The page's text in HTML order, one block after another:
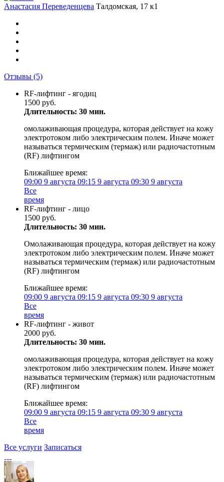
Анастасия Переведенцева Талдомская, 17 к1
Отзывы (5)
RF-лифтинг - ягодиц
1500 руб.
Длительность: 30 мин.
омолаживающая процедура, которая действует на кожу
электротоком либо электрическим полем. Иначе может
называться термическим (термаж) или радиочастотным
(RF) лифтингом
Ближайшее время:
09:00 9 августа 09:15 9 августа 09:30 9 августа
Все
время
RF-лифтинг - лицо
1500 руб.
Длительность: 30 мин.
Омолаживающая процедура, которая действует на кожу
электротоком либо электрическим полем. Иначе может
называться термическим (термаж) или радиочастотным
(RF) лифтингом
Ближайшее время:
09:00 9 августа 09:15 9 августа 09:30 9 августа
Все
время
RF-лифтинг - живот
2000 руб.
Длительность: 30 мин.
омолаживающая процедура, которая действует на кожу
электротоком либо электрическим полем. Иначе может
называться термическим (термаж) или радиочастотным
(RF) лифтингом
Ближайшее время:
09:00 9 августа 09:15 9 августа 09:30 9 августа
Все
время
Все услуги Записаться